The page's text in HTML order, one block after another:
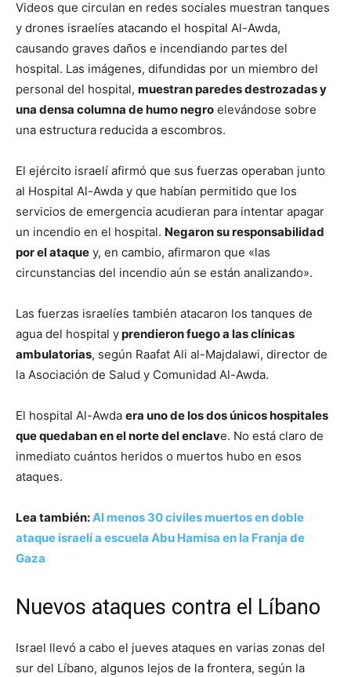
Videos que circulan en redes sociales muestran tanques
y drones israelíes atacando el hospital Al-Awda,
causando graves daños e incendiando partes del
hospital. Las imágenes, difundidas por un miembro del
personal del hospital, muestran paredes destrozadas y
una densa columna de humo negro elevándose sobre
una estructura reducida a escombros.
El ejército israelí afirmó que sus fuerzas operaban junto
al Hospital Al-Awda y que habían permitido que los
servicios de emergencia acudieran para intentar apagar
un incendio en el hospital. Negaron su responsabilidad
por el ataque y, en cambio, afirmaron que «las
circunstancias del incendio aún se están analizando».
Las fuerzas israelíes también atacaron los tanques de
agua del hospital yprendieron fuego a las clínicas
ambulatorias, según Raafat Ali al-Majdalawi, director de
la Asociación de Salud y Comunidad Al-Awda.
El hospital Al-Awda era uno de los dos únicos hospitales
que quedaban en el norte del enclave. No está claro de
inmediato cuántos heridos o muertos hubo en esos
ataques.
Lea también:Al menos 30 civiles muertos en doble
ataque israelí a escuela Abu Hamisa en la Franja de
Gaza
Nuevos ataques contra el Líbano
Israel llevó a cabo el jueves ataques en varias zonas del
sur del Líbano, algunos lejos de la frontera, según la